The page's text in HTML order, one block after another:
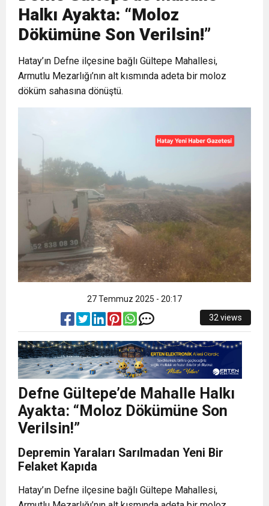
Cumhuriyet, Türk Milletinin Özgürlük
ve Onur Nişanesidir
6:19 HBB BAŞKANI ÖNTÜRK’ÜN
CUMHURİYET BAYRAMI MESAJI
17:36 KURUMLAR VERGİSİ ERTELENDİ
1:00
DUYURUSU
21:40 CEYLANDERE’DE BAŞKAN EMRAH
KARAÇAY’A SEVGİ SELİ
18:22 BAŞKAN SAMİ ÜSTÜN’DEN
GÖNÜLLERE DOKUNAN ZİYARET
Halkı Ayakta: “Moloz
Dökümüne Son Verilsin!”
Hatay’ın Defne ilçesine bağlı Gültepe Mahallesi,
Armutlu Mezarlığı’nın alt kısmında adeta bir moloz
döküm sahasına dönüştü.
27 Temmuz 2025 - 20:17
32 views
Defne Gültepe’de Mahalle Halkı
Ayakta: “Moloz Dökümüne Son
Verilsin!”
Depremin Yaraları Sarılmadan Yeni Bir
Felaket Kapıda
Hatay’ın Defne ilçesine bağlı Gültepe Mahallesi,